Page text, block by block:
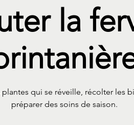
la
plantes qui se réveille, récolter les
préparer des soins de saison.